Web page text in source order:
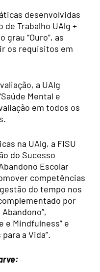
desenvolvidas
de Trabalho UAlg +
grau “Ouro”, as
os requisitos em
a UAlg
Mental e
em todos os
na UAlg, a FISU
do Sucesso
Escolar
competências
do tempo nos
por
e Mindfulness” e
a Vida”.